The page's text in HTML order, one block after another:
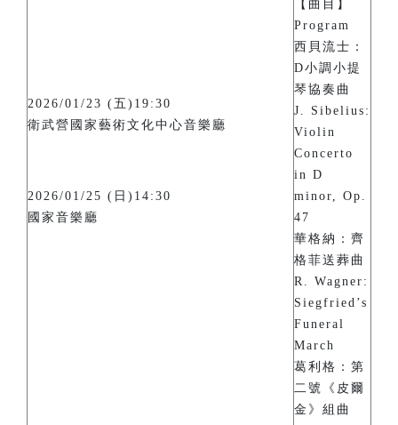
2026/01/23 (五)19:30
衛武營國家藝術文化中心音樂廳
2026/01/25 (日)14:30
國家音樂廳
【曲目】
Program
西貝流士：
D小調小提
琴協奏曲
J. Sibelius:
Violin
Concerto
in D
minor, Op.
47
華格納：齊
格菲送葬曲
R. Wagner:
Siegfried’s
Funeral
March
葛利格：第
二號《皮爾
金》組曲